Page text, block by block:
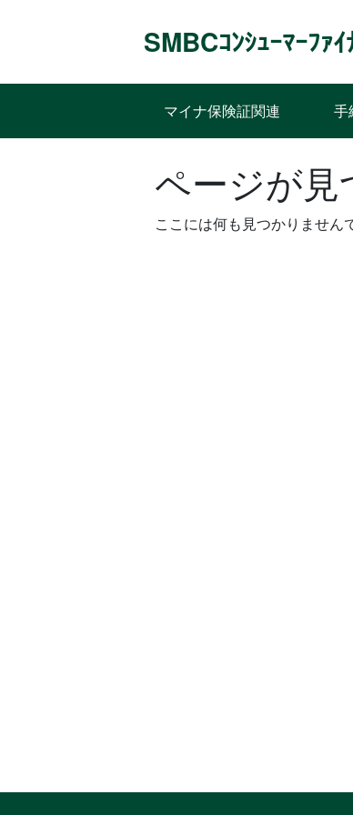
SMBCｺﾝｼｭｰﾏｰﾌｧ
マイナ保険証関連 手
ページが見
ここには何も見つかりません